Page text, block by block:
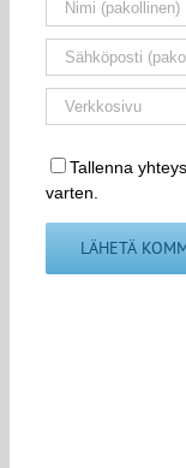
Tallenna
varten.